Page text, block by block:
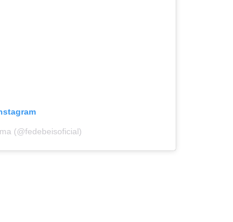
(@fedebeisoficial)